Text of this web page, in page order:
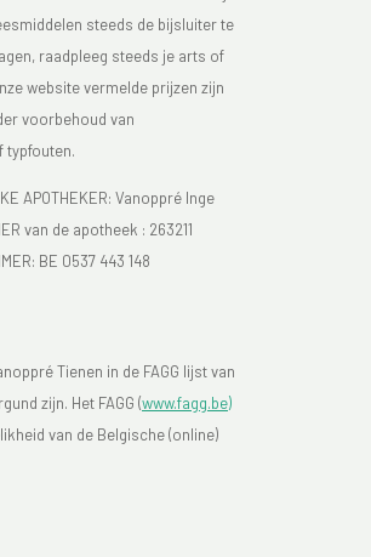
steeds de bijsluiter te
raadpleeg steeds je arts of
website vermelde prijzen zijn
voorbehoud van
typfouten.
APOTHEKER: Vanoppré Inge
van de apotheek : 263211
BE 0537 443 148
Tienen in de FAGG lijst van
zijn. Het FAGG (www.fagg.be)
van de Belgische (online)